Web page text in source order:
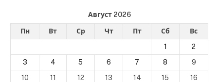
Август 2026
Пн Вт Ср Чт Пт Сб
Вс
1
2
3
4 5 6 7 8
9
10
11 12 13 14 15
16